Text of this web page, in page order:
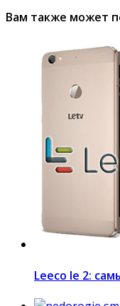
Вам также может
Leeco le 2: